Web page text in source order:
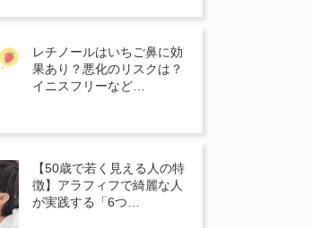
レチノールはいちご鼻に効
果あり？悪化のリスクは？
イニスフリーなど…
【50歳で若く見える人の特
徴】アラフィフで綺麗な人
が実践する「6つ…